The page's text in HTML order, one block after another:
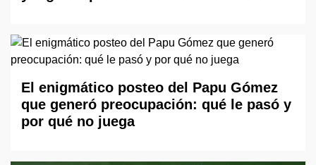
El enigmático posteo del Papu Gómez
que generó preocupación: qué le pasó y
por qué no juega